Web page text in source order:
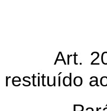
Art. 20.
restituído